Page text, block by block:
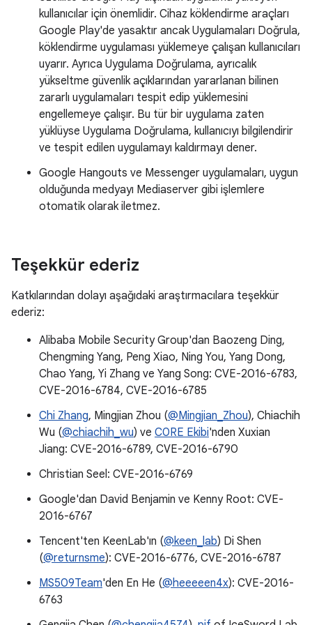
kullanıcılar için önemlidir. Cihaz köklendirme araçları
Google Play'de yasaktır ancak Uygulamaları Doğrula,
köklendirme uygulaması yüklemeye çalışan kullanıcıları
uyarır. Ayrıca Uygulama Doğrulama, ayrıcalık
yükseltme güvenlik açıklarından yararlanan bilinen
zararlı uygulamaları tespit edip yüklemesini
engellemeye çalışır. Bu tür bir uygulama zaten
yüklüyse Uygulama Doğrulama, kullanıcıyı bilgilendirir
ve tespit edilen uygulamayı kaldırmayı dener.
Google Hangouts ve Messenger uygulamaları, uygun
olduğunda medyayı Mediaserver gibi işlemlere
otomatik olarak iletmez.
Teşekkür ederiz
Katkılarından dolayı aşağıdaki araştırmacılara teşekkür
ederiz:
Alibaba Mobile Security Group'dan Baozeng Ding,
Chengming Yang, Peng Xiao, Ning You, Yang Dong,
Chao Yang, Yi Zhang ve Yang Song: CVE-2016-6783,
CVE-2016-6784, CVE-2016-6785
Chi Zhang, Mingjian Zhou (@Mingjian_Zhou), Chiachih
Wu (@chiachih_wu) ve C0RE Ekibi'nden Xuxian
Jiang: CVE-2016-6789, CVE-2016-6790
Christian Seel: CVE-2016-6769
Google'dan David Benjamin ve Kenny Root: CVE-
2016-6767
Tencent'ten KeenLab'ın (@keen_lab) Di Shen
(@returnsme): CVE-2016-6776, CVE-2016-6787
MS509Team'den En He (@heeeeen4x): CVE-2016-
6763